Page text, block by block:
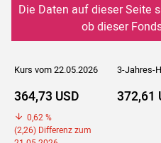
Die Daten auf dieser Seite
ob dieser
Kurs vom 22.05.2026 3-Jahres-
364,73 USD
0,62 %
(2,26) Differenz zum
372,61